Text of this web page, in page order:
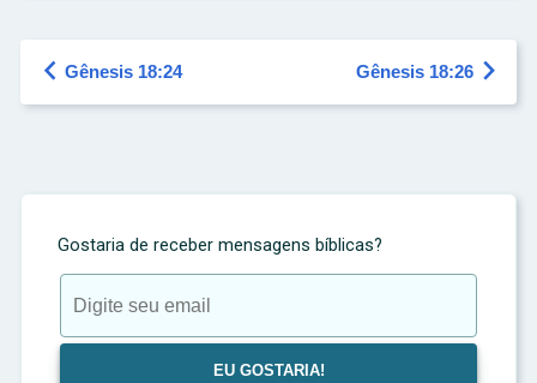
 Gênesis 18:24 Gênesis 18:26 
Gostaria de receber mensagens bíblicas?